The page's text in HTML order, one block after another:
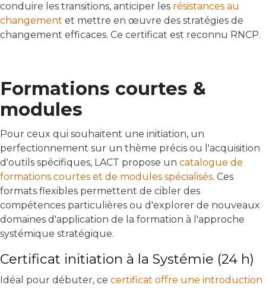
conduire les transitions, anticiper les résistances au
changement et mettre en œuvre des stratégies de
changement efficaces. Ce certificat est reconnu RNCP.
Formations courtes &
modules
Pour ceux qui souhaitent une initiation, un
perfectionnement sur un thème précis ou l'acquisition
d'outils spécifiques, LACT propose un catalogue de
formations courtes et de modules spécialisés. Ces
formats flexibles permettent de cibler des
compétences particulières ou d'explorer de nouveaux
domaines d'application de la formation à l'approche
systémique stratégique.
Certificat initiation à la Systémie (24 h)
Idéal pour débuter, ce certificat offre une introduction